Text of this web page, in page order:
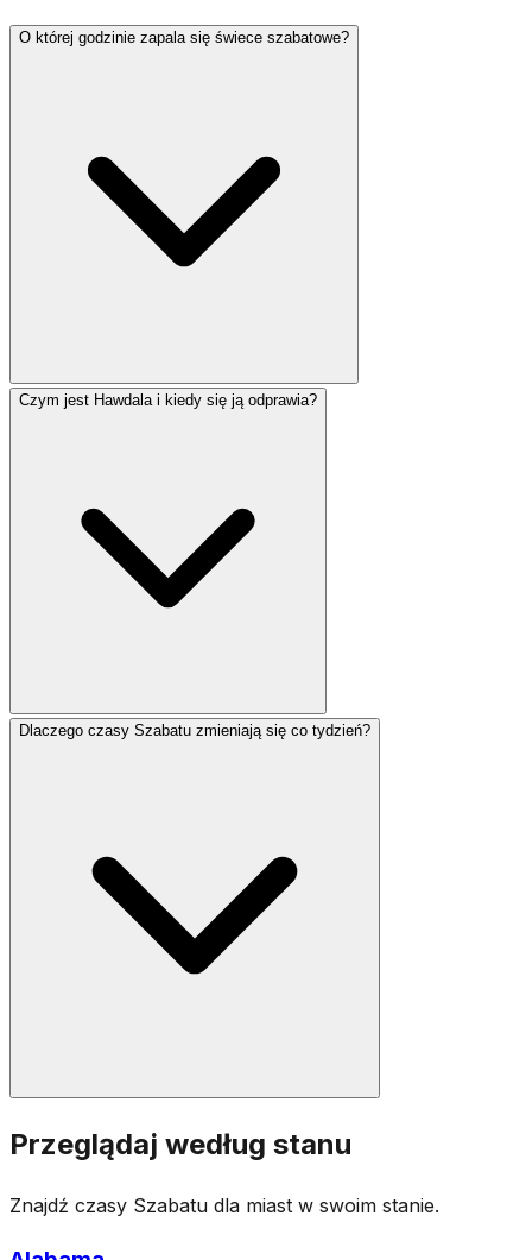
O której godzinie zapala się świece szabatowe?
Świece szabatowe tradycyjnie zapala się 18 minut przed
zwłaszcza w Jerozolimie, zapalają świece 40 minut
przed zachodem. Skorzystaj z naszego narzędzia czasu
Szabatu, aby znaleźć dokładny czas zapalenia świec dla
swojej lokalizacji.
Czym jest Hawdala i kiedy się ją odprawia?
Hawdala to ceremonia oznaczająca koniec Szabatu w
zwyczaju społeczności. Ceremonia obejmuje
błogosławieństwa nad winem, przyprawami i plecioną
Dlaczego czasy Szabatu zmieniają się co tydzień?
Czasy Szabatu zmieniają się co tydzień, ponieważ
opierają się na zachodzie słońca, który przesuwa się w
zachód słońca następuje później, więc Szabat zaczyna
się i kończy później. Zimą jest odwrotnie. Czasy różnią
Przeglądaj według stanu
Znajdź czasy Szabatu dla miast w swoim stanie.